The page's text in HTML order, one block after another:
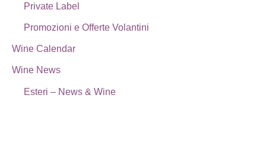
Private Label
Promozioni e Offerte Volantini
Wine Calendar
Wine News
Esteri – News & Wine